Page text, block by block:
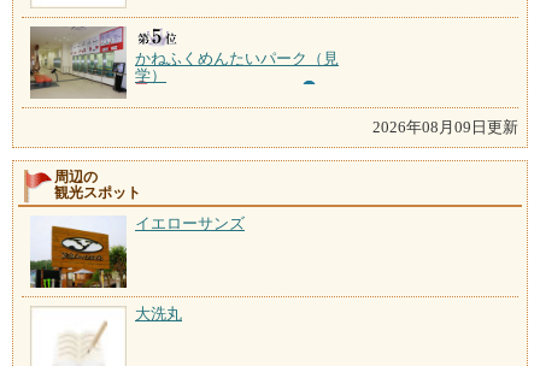
かねふくめんたいパーク（見
学）
2026年08月09日更新
周辺の
観光スポット
イエローサンズ
大洗丸